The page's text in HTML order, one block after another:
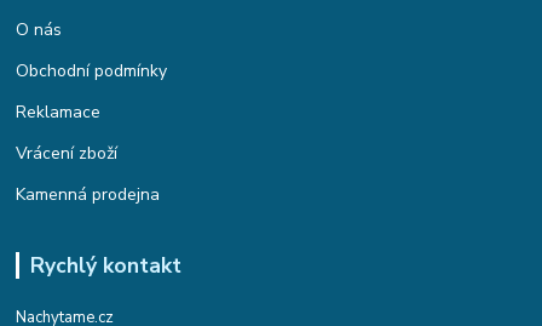
O nás
Obchodní podmínky
Reklamace
Vrácení zboží
Kamenná prodejna
Rychlý kontakt
Nachytame.cz